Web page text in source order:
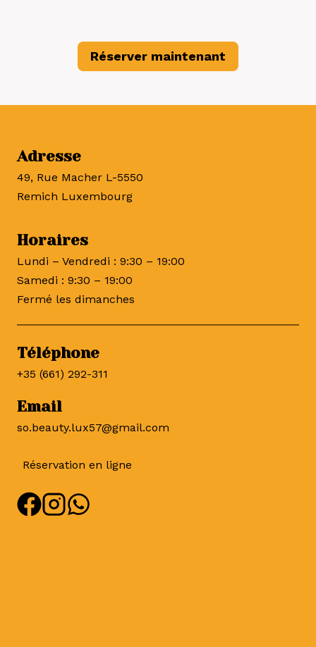
Réserver maintenant
Adresse
49, Rue Macher L-5550
Remich Luxembourg
Horaires
Lundi – Vendredi : 9:30 – 19:00
Samedi : 9:30 – 19:00
Fermé les dimanches
Téléphone
+35 (661) 292-311
Email
so.beauty.lux57@gmail.com
Réservation en ligne